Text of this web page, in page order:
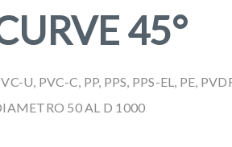
45°
U, PVC-C, PP, PPS, PPS-EL, PE,
50 AL D 1000